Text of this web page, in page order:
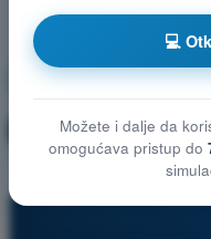
Vazduhoplovni
🔒 PRO
💻
Možete i dalje da
omogućava pristup do